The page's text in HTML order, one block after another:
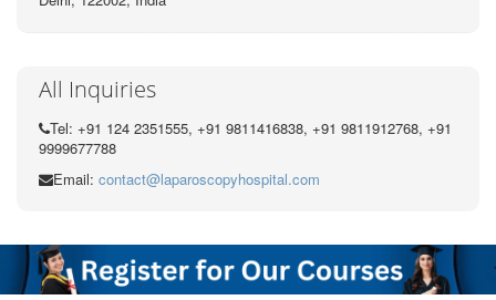
All Inquiries
Tel: +91 124 2351555, +91 9811416838, +91 9811912768, +91
9999677788
Email: contact@laparoscopyhospital.com